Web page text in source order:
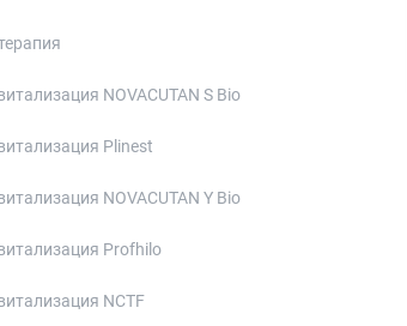
NOVACUTAN S Bio
Plinest
NOVACUTAN Y Bio
Profhilo
NCTF